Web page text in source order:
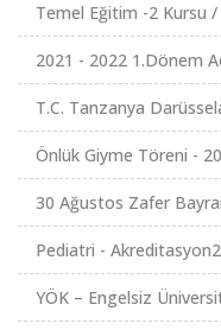
Temel Eğitim -2 Kursu /
2021 - 2022 1.Dönem
T.C. Tanzanya
Önlük Giyme Töreni -
30 Ağustos Zafer
Pediatri -
YÖK – Engelsiz